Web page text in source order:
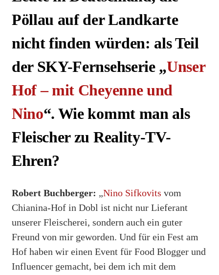
Pöllau auf der Landkarte
nicht finden würden: als Teil
der SKY-Fernsehserie „Unser
Hof – mit Cheyenne und
Nino“. Wie kommt man als
Fleischer zu Reality-TV-
Ehren?
Robert Buchberger: „Nino Sifkovits vom
Chianina-Hof in Dobl ist nicht nur Lieferant
unserer Fleischerei, sondern auch ein guter
Freund von mir geworden. Und für ein Fest am
Hof haben wir einen Event für Food Blogger und
Influencer gemacht, bei dem ich mit dem